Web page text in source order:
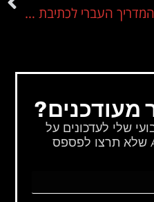
המדריך העברי לכתיבת פרומפטים ל‑GPT‑5 – קל, חכם, מתאים לעסקים
מעודכנים?
שלי לעדכונים על